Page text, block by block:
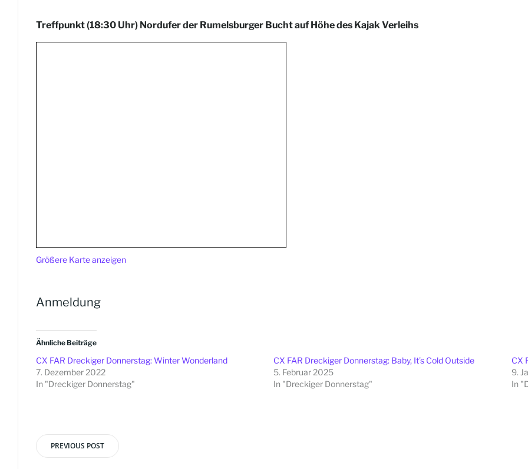
Treffpunkt (18:30 Uhr) Nordufer der Rumelsburger Bucht auf Höhe des Kajak Verleihs
Größere Karte anzeigen
Anmeldung
Ähnliche Beiträge
CX FAR Dreckiger Donnerstag: Winter Wonderland
7. Dezember 2022
In "Dreckiger Donnerstag"
CX FAR Dreckiger Donnerstag: Baby, It’s Cold Outside
5. Februar 2025
In "Dreckiger Donnerstag"
CX
9.
In
PREVIOUS POST